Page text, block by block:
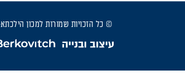
© כל הזכויות שמורות למכון הילכתא 2025